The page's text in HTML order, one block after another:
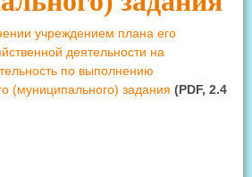
учреждением плана его
деятельности на
по выполнению
(муниципального) задания (PDF, 2.4